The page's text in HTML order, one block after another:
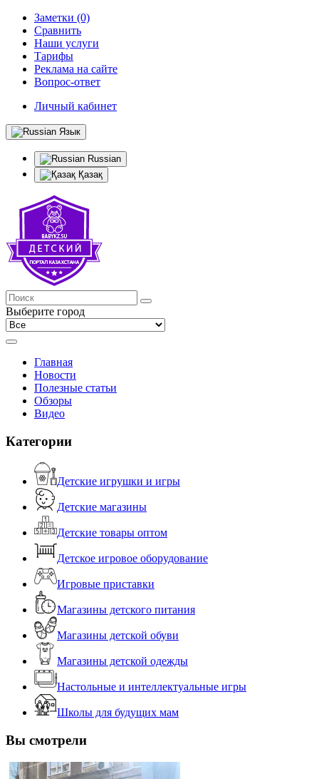
Заметки (0)
Сравнить
Наши услуги
Тарифы
Реклама на сайте
Вопрос-ответ
Личный кабинет
Язык
Russian
Қазақ
Выберите город
Главная
Новости
Полезные статьи
Обзоры
Видео
Категории
Детские игрушки и игры
Детские магазины
Детские товары оптом
Детское игровое оборудование
Игровые приставки
Магазины детского питания
Магазины детской обуви
Магазины детской одежды
Настольные и интеллектуальные игры
Школы для будущих мам
Вы смотрели